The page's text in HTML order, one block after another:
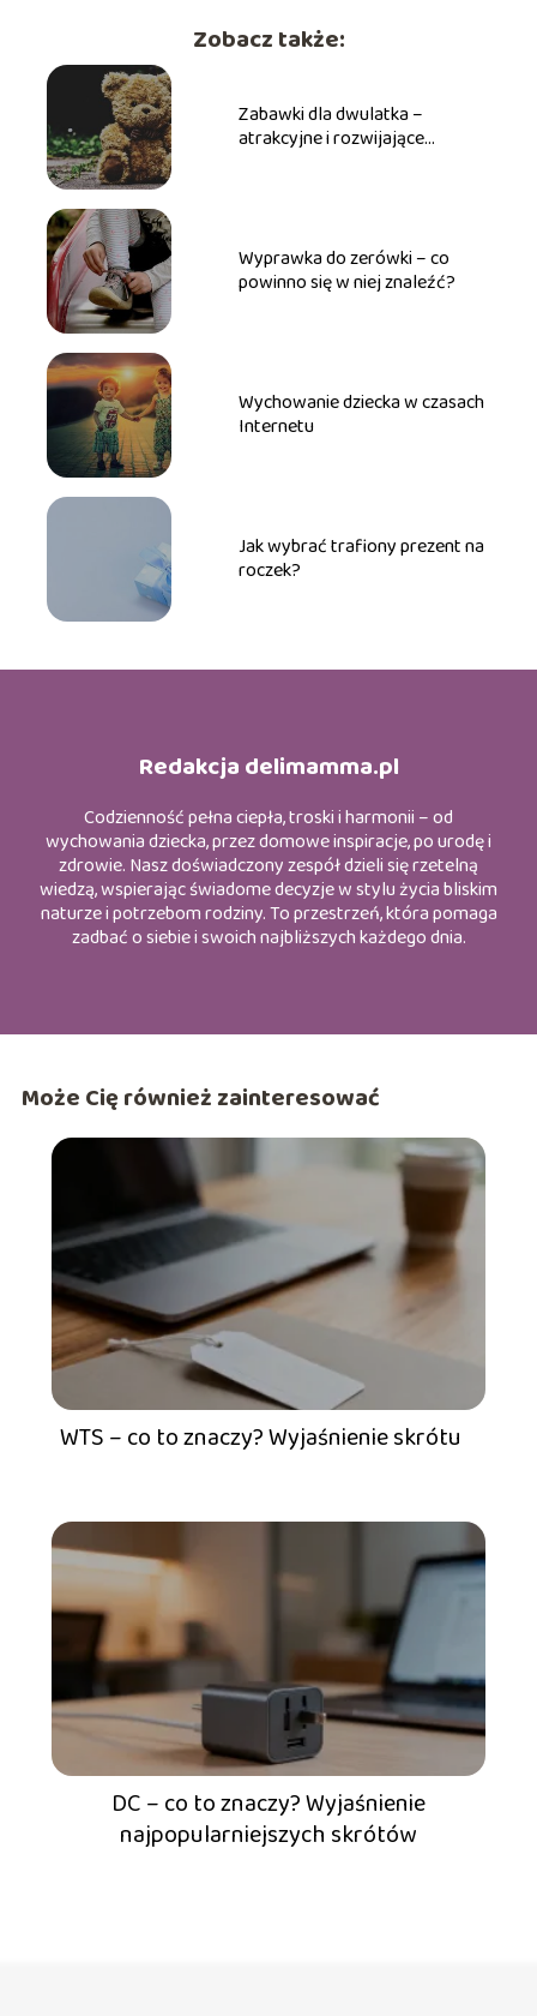
Zobacz także:
Zabawki dla dwulatka –
atrakcyjne i rozwijające
Wyprawka do zerówki – co
powinno się w niej znaleźć?
Wychowanie dziecka w czasach
Internetu
Jak wybrać trafiony prezent na
roczek?
Redakcja delimamma.pl
Codzienność pełna ciepła, troski i harmonii – od
wychowania dziecka, przez domowe inspiracje, po urodę i
zdrowie. Nasz doświadczony zespół dzieli się rzetelną
wiedzą, wspierając świadome decyzje w stylu życia bliskim
naturze i potrzebom rodziny. To przestrzeń, która pomaga
zadbać o siebie i swoich najbliższych każdego dnia.
Może Cię również zainteresować
WTS – co to znaczy? Wyjaśnienie skrótu
DC – co to znaczy? Wyjaśnienie
najpopularniejszych skrótów